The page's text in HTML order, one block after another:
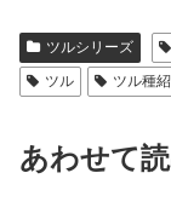
ツルシリーズ
ツル
ツル種
あわせて